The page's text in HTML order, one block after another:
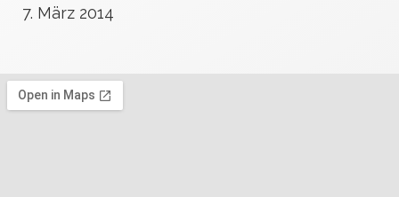
7. März 2014